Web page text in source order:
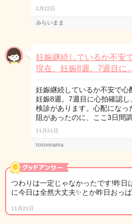
2月22日
みらいまま
妊娠継続しているか不安
現在、妊娠8週。7週目に
妊娠継続しているか不安で心
妊娠8週。7週目に心拍確認
検診があります。心配にな
阻があったのに、ここ3日間
11月21日
totomama
つわりは一定じゃなかったです!昨日
に今日は全然大丈夫✨とか昨日おっ
11月21日